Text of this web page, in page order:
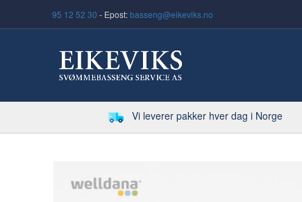
95 12 52 30 - Epost:basseng@eikeviks.no
Vi leverer pakker hver dag i Norge